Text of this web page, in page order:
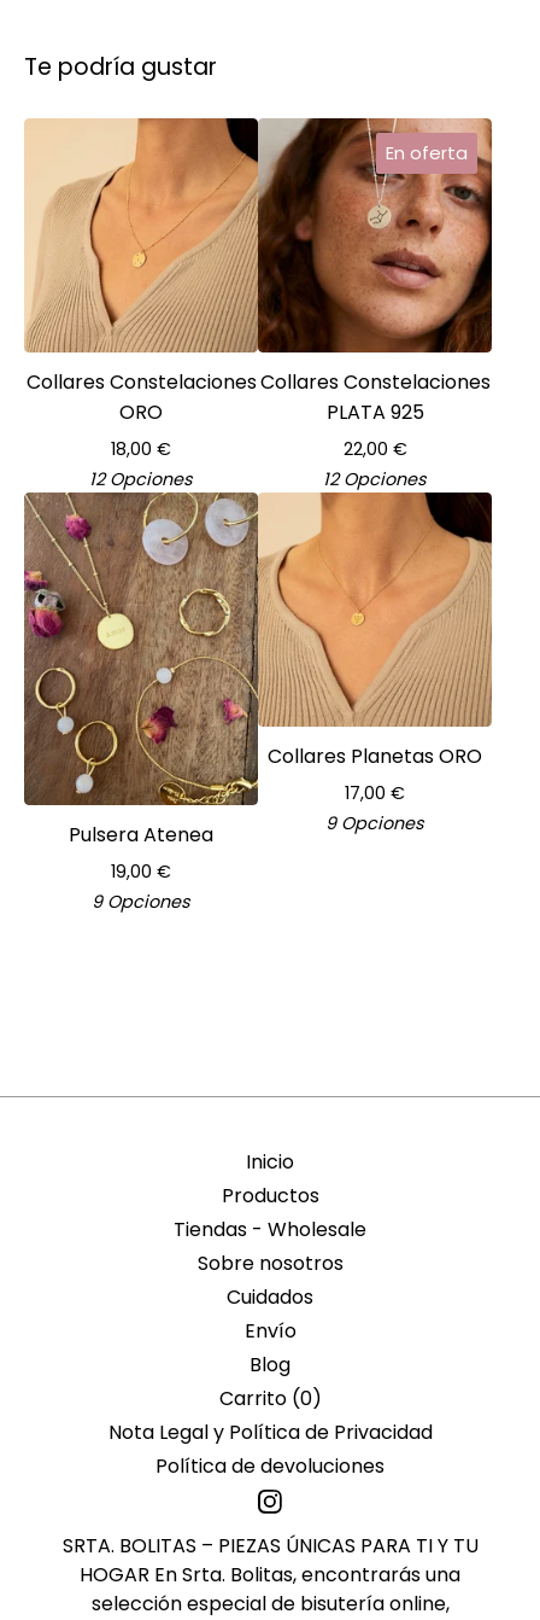
Te podría gustar
Collares Constelaciones
ORO
18,00 €
12 Opciones
En oferta
Collares Constelaciones
PLATA 925
22,00 €
12 Opciones
Pulsera Atenea
19,00 €
9 Opciones
Collares Planetas ORO
17,00 €
9 Opciones
Inicio
Productos
Tiendas - Wholesale
Sobre nosotros
Cuidados
Envío
Blog
Carrito (0)
Nota Legal y Política de Privacidad
Política de devoluciones
SRTA. BOLITAS – PIEZAS ÚNICAS PARA TI Y TU
HOGAR En Srta. Bolitas, encontrarás una
selección especial de bisutería online,